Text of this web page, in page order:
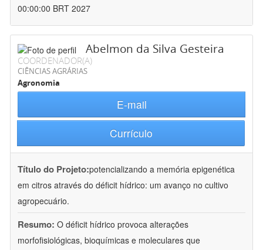
00:00:00 BRT 2027
Abelmon da Silva Gesteira
COORDENADOR(A)
CIÊNCIAS AGRÁRIAS
Agronomia
E-mail
Currículo
Título do Projeto:potencializando a memória epigenética
em citros através do déficit hídrico: um avanço no cultivo
agropecuário.
Resumo: O déficit hídrico provoca alterações
morfofisiológicas, bioquímicas e moleculares que